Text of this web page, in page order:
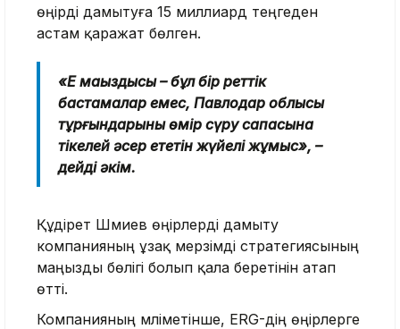
өңірді дамытуға 15 миллиард теңгеден
астам қаражат бөлген.
«Ең маңыздысы – бұл бір реттік
бастамалар емес, Павлодар облысы
тұрғындарының өмір сүру сапасына
тікелей әсер ететін жүйелі жұмыс», –
дейді әкім.
Құдірет Шәмиев өңірлерді дамыту
компанияның ұзақ мерзімді стратегиясының
маңызды бөлігі болып қала беретінін атап
өтті.
Компанияның мәліметінше, ERG-дің өңірлерге